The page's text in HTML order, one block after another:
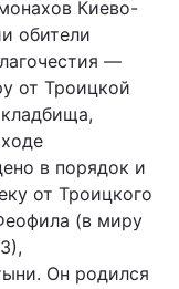
Киево-
обители
—
от Троицкой
в порядок и
от Троицкого
(в миру
Он родился